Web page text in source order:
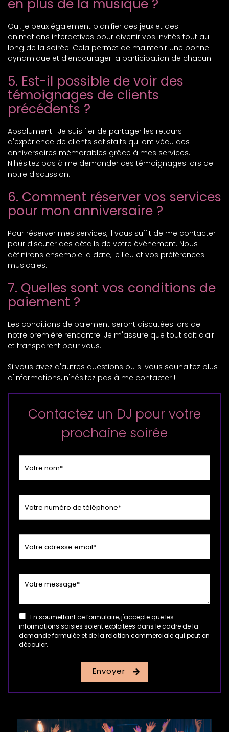
en plus de la musique ?
Oui, je peux également planifier des jeux et des
animations interactives pour divertir vos invités tout au
long de la soirée. Cela permet de maintenir une bonne
dynamique et d’encourager la participation de chacun.
5. Est-il possible de voir des
témoignages de clients
précédents ?
Absolument ! Je suis fier de partager les retours
d'expérience de clients satisfaits qui ont vécu des
anniversaires mémorables grâce à mes services.
N'hésitez pas à me demander ces témoignages lors de
notre discussion.
6. Comment réserver vos services
pour mon anniversaire ?
Pour réserver mes services, il vous suffit de me contacter
pour discuter des détails de votre événement. Nous
définirons ensemble la date, le lieu et vos préférences
musicales.
7. Quelles sont vos conditions de
paiement ?
Les conditions de paiement seront discutées lors de
notre première rencontre. Je m'assure que tout soit clair
et transparent pour vous.
Si vous avez d'autres questions ou si vous souhaitez plus
d'informations, n'hésitez pas à me contacter !
Contactez un DJ pour votre
prochaine soirée
En soumettant ce formulaire, j'accepte que les
informations saisies soient exploitées dans le cadre de la
demande formulée et de la relation commerciale qui peut en
découler.